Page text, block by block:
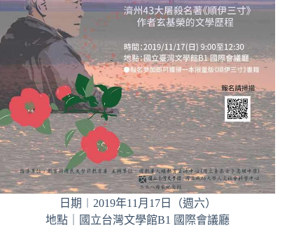
日期︱2019年11月17日（週六）
地點｜國立台灣文學館B1 國際會議廳